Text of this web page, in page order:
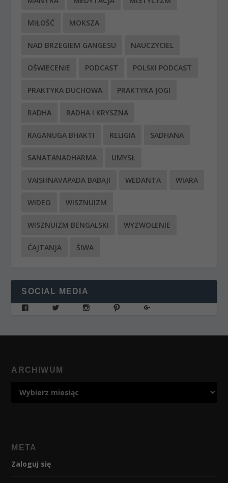
MIŁOŚĆ MOKSZA
NAD BRZEGIEM GANGESU NAUCZYCIEL
OŚWIECENIE PODCAST POLSKI PODCAST
PRAKTYKA DUCHOWA PRAKTYKA JOGI
RADHA RADHA I KRYSZNA
RAGANUGA BHAKTI RELIGIA SADHANA
SANATANADHARMA UMYSŁ
VAISHNAVAPADA BABAJI WEDANTA WIARA
WIDEO WISZNUIZM
WISZNUIZM BENGALSKI WYZWOLENIE
ĆAJTANJA ŚIWA
SOCIAL MEDIA
ARCHIWUM
META
Zaloguj się